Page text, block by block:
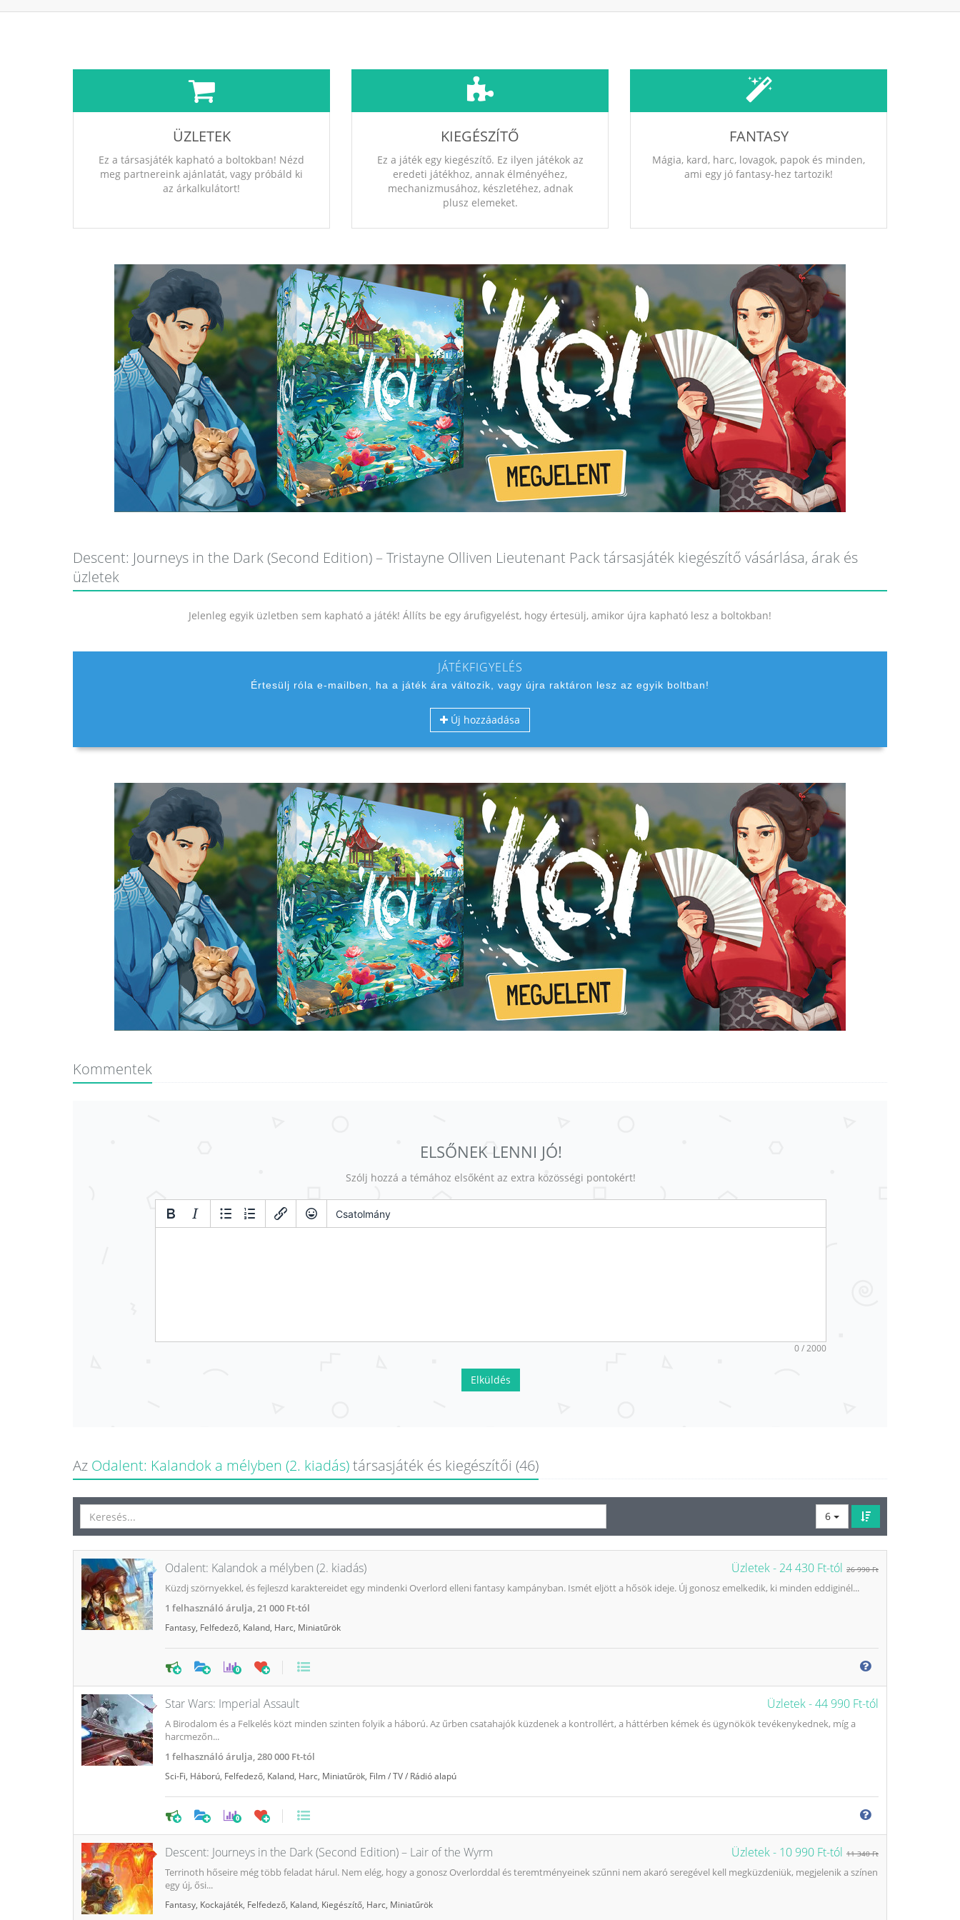
ÜZLETEK
Ez a társasjáték kapható a boltokban! Nézd
meg partnereink ajánlatát, vagy próbáld ki
az árkalkulátort!
KIEGÉSZÍTŐ
Ez a játék egy kiegészítő. Ez ilyen játékok az
eredeti játékhoz, annak élményéhez,
mechanizmusához, készletéhez, adnak
plusz elemeket.
FANTASY
Mágia, kard, harc, lovagok, papok és minden,
ami egy jó fantasy-hez tartozik!
Descent: Journeys in the Dark (Second Edition) – Tristayne Olliven Lieutenant Pack társasjáték kiegészítő vásárlása, árak és
üzletek
Jelenleg egyik üzletben sem kapható a játék! Állíts be egy árufigyelést, hogy értesülj, amikor újra kapható lesz a boltokban!
JÁTÉKFIGYELÉS
Értesülj róla e-mailben, ha a játék ára változik, vagy újra raktáron lesz az egyik boltban!
Új hozzáadása
Kommentek
ELSŐNEK LENNI JÓ!
Szólj hozzá a témához elsőként az extra közösségi pontokért!
Csatolmány
0 / 2000
Elküldés
Az Odalent: Kalandok a mélyben (2. kiadás)társasjáték és kiegészítői (46)
6
Üzletek - 24 430 Ft-tól 26 990 Ft
Odalent: Kalandok a mélyben (2. kiadás)
Küzdj szörnyekkel, és fejleszd karaktereidet egy mindenki Overlord elleni fantasy kampányban. Ismét eljött a hősök ideje. Új gonosz emelkedik, ki minden eddiginél...
1 felhasználó árulja,21 000 Ft-tól
Fantasy Felfedező Kaland Harc Miniatűrök
0
Üzletek -44 990 Ft-tól
Star Wars: Imperial Assault
A Birodalom és a Felkelés közt minden szinten folyik a háború. Az űrben csatahajók küzdenek a kontrollért, a háttérben kémek és ügynökök tevékenykednek, míg a
harcmezőn...
1 felhasználó árulja,280 000 Ft-tól
Sci-Fi Háború Felfedező Kaland Harc Miniatűrök Film / TV / Rádió alapú
0
Üzletek - 10 990 Ft-tól 11 340 Ft
Descent: Journeys in the Dark (Second Edition) – Lair of the Wyrm
Terrinoth hőseire még több feladat hárul. Nem elég, hogy a gonosz Overlorddal és teremtményeinek szűnni nem akaró seregével kell megküzdeniük, megjelenik a színen
egy új, ősi...
Fantasy Kockajáték Felfedező Kaland Kiegészítő Harc Miniatűrök